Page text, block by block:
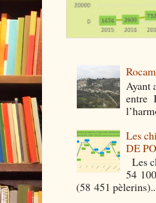
Ayant
entre
Les
DE
Les
54
(58 451